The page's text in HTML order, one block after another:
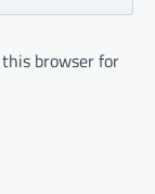
browser for